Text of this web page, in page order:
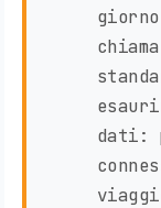
dati: